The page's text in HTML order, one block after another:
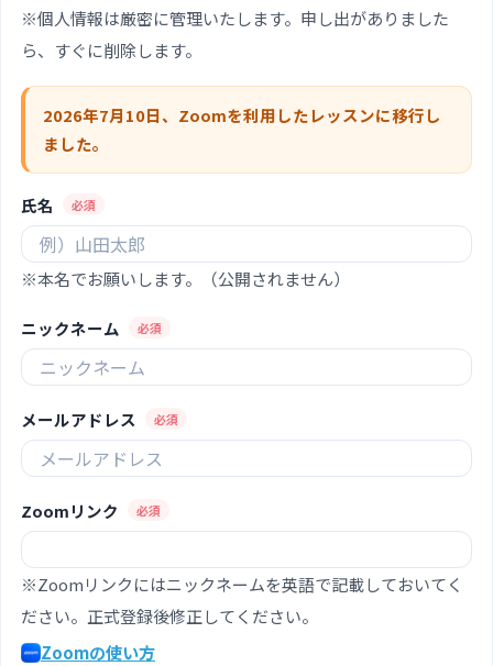
※個人情報は厳密に管理いたします。申し出がありました
ら、すぐに削除します。
2026年7月10日、Zoomを利用したレッスンに移行し
ました。
氏名 必須
※本名でお願いします。（公開されません）
ニックネーム 必須
メールアドレス 必須
Zoomリンク 必須
※Zoomリンクにはニックネームを英語で記載しておいてく
ださい。正式登録後修正してください。
Zoomの使い方